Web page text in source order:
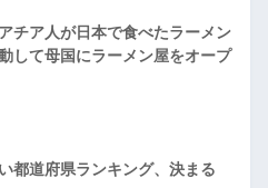
チア人が日本で食べたラーメン
して母国にラーメン屋をオープ
都道府県ランキング、決まる